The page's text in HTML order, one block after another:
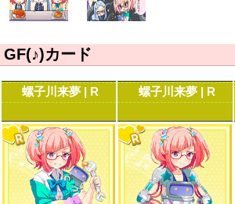
GF(♪)カード
螺子川来夢 | R 螺子川来夢 | R